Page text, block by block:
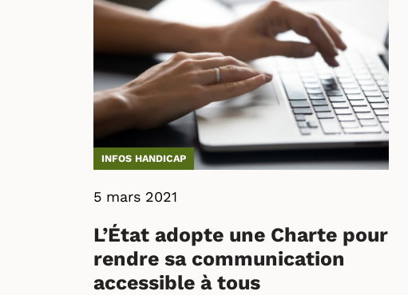
INFOS HANDICAP
5 mars 2021
L’État adopte une Charte pour
rendre sa communication
accessible à tous